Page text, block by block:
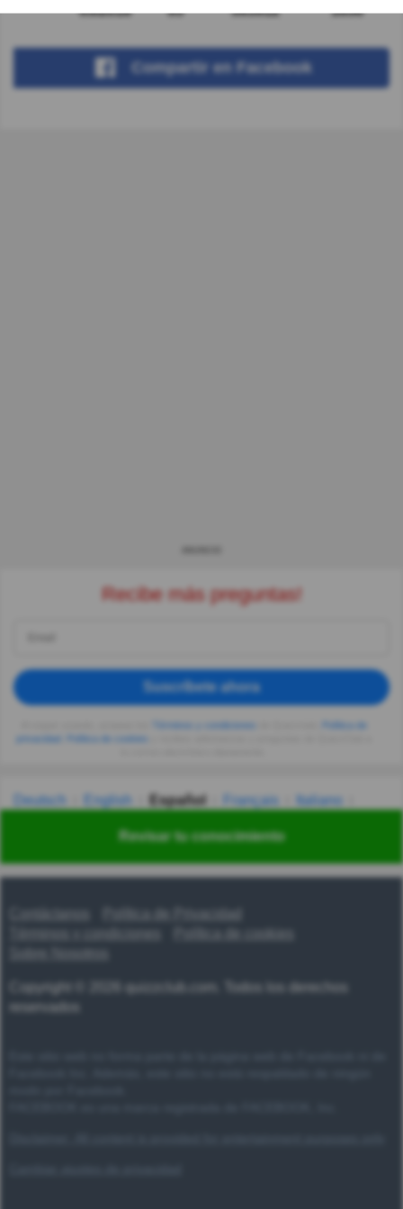
Revisar tu conocimiento
05/2018 95 593912 1656
Compartir en Facebook
Recibe más preguntas!
Suscríbete ahora
privacidad
Deutsch English Español Français
Italiano
Українська हिन्दी 한국어 汉语
Contáctanos
Política de Privacidad
Términos y condiciones
Copyright © 2026 quizzclub.com. Todos los derechos
reservados